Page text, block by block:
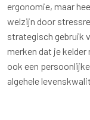
ergonomie, maar
welzijn door
strategisch gebruik
merken dat je
ook een
algehele